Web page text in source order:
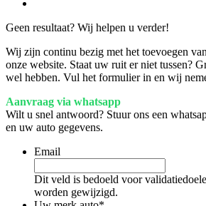
Geen resultaat? Wij helpen u verder!
Wij zijn continu bezig met het toevoegen
onze website. Staat uw ruit er niet tussen?
wel hebben. Vul het formulier in en wij
Aanvraag via whatsapp
Wilt u snel antwoord? Stuur ons een
en uw auto gegevens.
Email
Dit veld is bedoeld voor
worden gewijzigd.